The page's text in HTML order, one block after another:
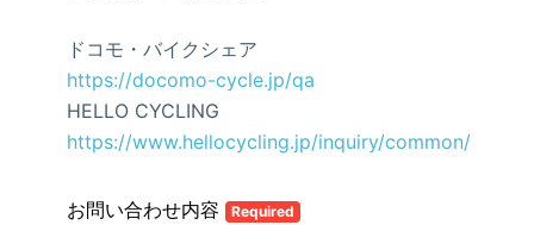
ドコモ・バイクシェア
https://docomo-cycle.jp/qa
HELLO CYCLING
https://www.hellocycling.jp/inquiry/common/
お問い合わせ内容 Required